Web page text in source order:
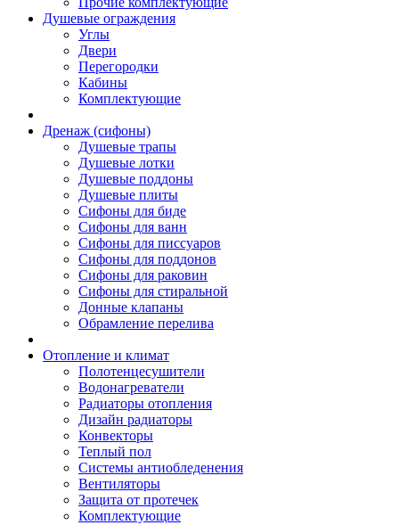
Душевые ограждения
Углы
Двери
Перегородки
Кабины
Комплектующие
Дренаж (сифоны)
Душевые трапы
Душевые лотки
Душевые поддоны
Душевые плиты
Сифоны для биде
Сифоны для ванн
Сифоны для писсуаров
Сифоны для поддонов
Сифоны для раковин
Сифоны для стиральной
Донные клапаны
Обрамление перелива
Отопление и климат
Полотенцесушители
Водонагреватели
Радиаторы отопления
Дизайн радиаторы
Конвекторы
Теплый пол
Системы антиобледенения
Вентиляторы
Защита от протечек
Комплектующие